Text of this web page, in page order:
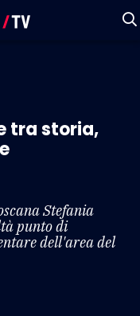
tra storia,
Stefania
punto di
dell'area del